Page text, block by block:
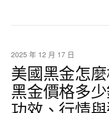
2025 年 12 月 17 日
美國黑金怎
黑金價格多